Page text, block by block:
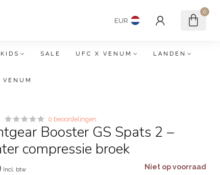
EUR
0
KIDS SALE UFC X VENUM LANDEN
VENUM
0 beoordelingen
Booster GS Spats 2 –
compressie broek
Incl. btw Niet op voorraad